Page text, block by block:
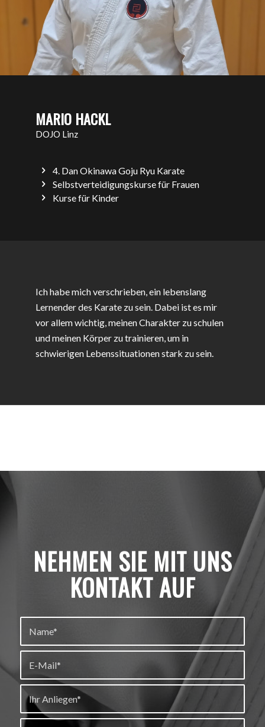
MARIO HACKL
DOJO Linz
4. Dan Okinawa Goju Ryu Karate
Selbstverteidigungskurse für Frauen
Kurse für Kinder
Ich habe mich verschrieben, ein lebenslang
Lernender des Karate zu sein. Dabei ist es mir
vor allem wichtig, meinen Charakter zu schulen
und meinen Körper zu trainieren, um in
schwierigen Lebenssituationen stark zu sein.
NEHMEN SIE MIT UNS
KONTAKT AUF